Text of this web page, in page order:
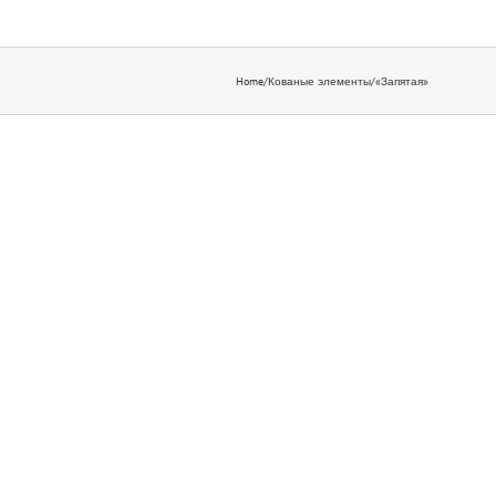
Home/Кованые элементы/«Запятая»